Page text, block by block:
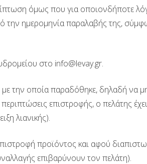
όμως που για οποιονδήποτε
την ημερομηνία παραλαβής της,
στο info@levay.gr.
την οποία παραδόθηκε, δηλαδή να
περιπτώσεις επιστροφής, ο πελάτης
λιανικής).
προϊόντος και αφού
επιβαρύνουν τον πελάτη).